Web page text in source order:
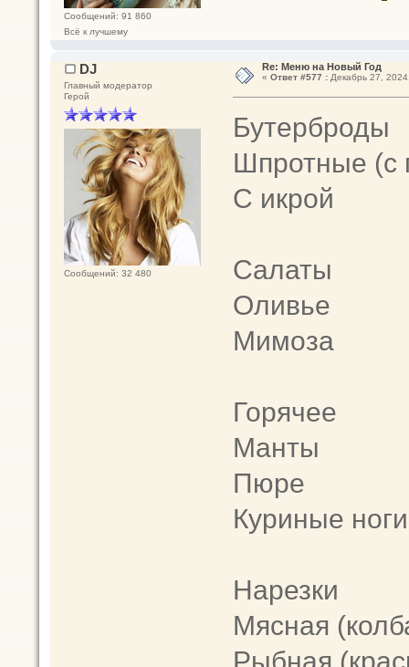
Сообщений: 91 860
Всё к лучшему
DJ
Главный модератор
Герой
Сообщений: 32 480
Re: Меню на Новый Год
« Ответ #577 :Декабрь 27,
Бутерброды
Шпротные (с
С икрой
Салаты
Оливье
Мимоза
Горячее
Манты
Пюре
Куриные ноги
Нарезки
Мясная
Рыбная